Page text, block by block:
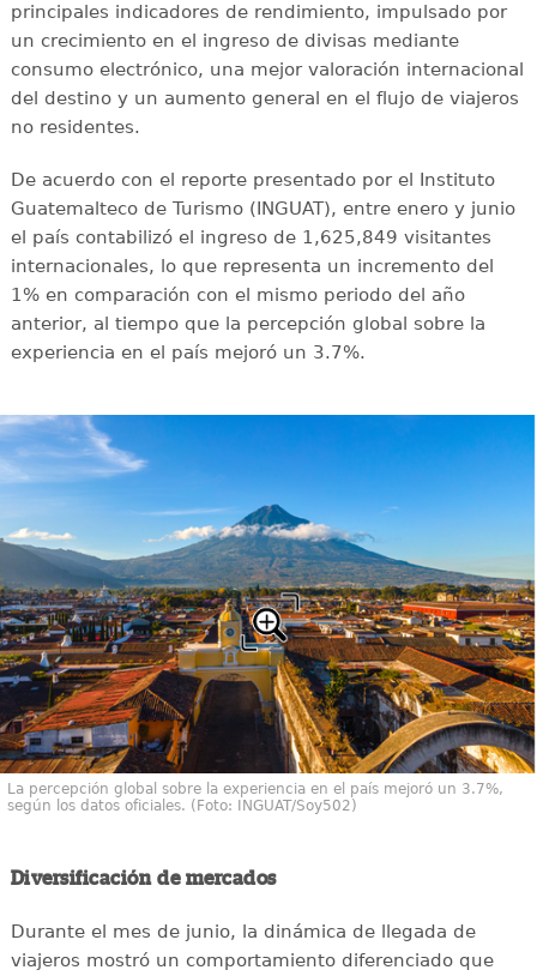
principales indicadores de rendimiento, impulsado por
un crecimiento en el ingreso de divisas mediante
consumo electrónico, una mejor valoración internacional
del destino y un aumento general en el flujo de viajeros
no residentes.
De acuerdo con el reporte presentado por el Instituto
Guatemalteco de Turismo (INGUAT), entre enero y junio
el país contabilizó el ingreso de 1,625,849 visitantes
internacionales, lo que representa un incremento del
1% en comparación con el mismo periodo del año
anterior, al tiempo que la percepción global sobre la
experiencia en el país mejoró un 3.7%.
La percepción global sobre la experiencia en el país mejoró un 3.7%,
según los datos oficiales. (Foto: INGUAT/Soy502)
Diversificación de mercados
Durante el mes de junio, la dinámica de llegada de
viajeros mostró un comportamiento diferenciado que